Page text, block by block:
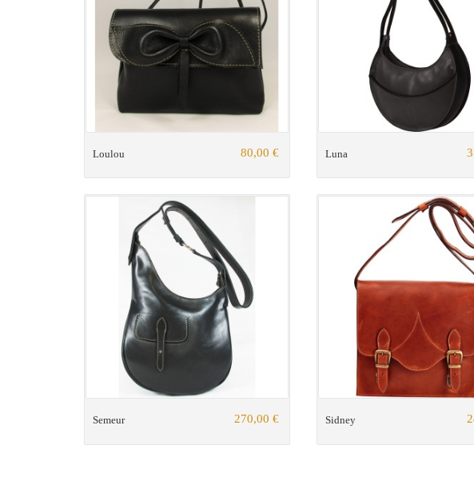
Loulou 80,00 € Luna
Semeur 270,00 € Sidney